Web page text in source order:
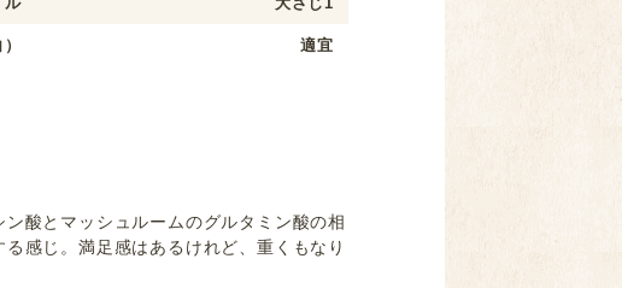
適宜
酸とマッシュルームのグルタミン酸の相
感じ。満足感はあるけれど、重くもなり